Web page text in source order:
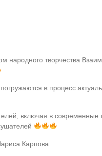
творчества
в процесс
включая в современные
Карпова